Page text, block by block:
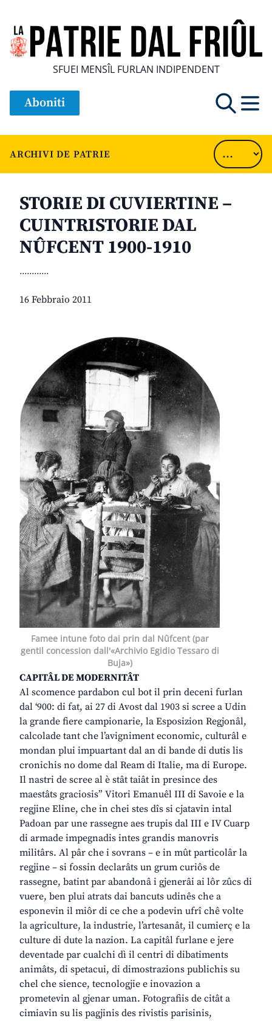
SFUEI MENSÎL FURLAN INDIPENDENT
Aboniti
ARCHIVI DE PATRIE
STORIE DI CUVIERTINE –
CUINTRISTORIE DAL
NÛFCENT 1900-1910
............
16 Febbraio 2011
Famee intune foto dai prin dal Nûfcent (par
gentil concession dall'«Archivio Egidio Tessaro di
Buja»)
CAPITÂL DE MODERNITÂT
Al scomence pardabon cul bot il prin deceni furlan
dal ‘900: di fat, ai 27 di Avost dal 1903 si scree a Udin
la grande fiere campionarie, la Esposizion Regjonâl,
calcolade tant che l’avigniment economic, culturâl e
mondan plui impuartant dal an di bande di dutis lis
cronichis no dome dal Ream di Italie, ma di Europe.
Il nastri de scree al è stât taiât in presince des
maestâts graciosis” Vitori Emanuêl III di Savoie e la
regjine Eline, che in chei stes dîs si cjatavin intal
Padoan par une rassegne aes trupis dal III e IV Cuarp
di armade impegnadis intes grandis manovris
militârs. Al pâr che i sovrans – e in mût particolâr la
regjine – si fossin declarâts un grum curiôs de
rassegne, batint par abandonâ i gjenerâi ai lôr zûcs di
vuere, ben plui atrats dai bancuts udinês che a
esponevin il miôr di ce che a podevin ufrî chê volte
la agriculture, la industrie, l’artesanât, il cumierç e la
culture di dute la nazion. La capitâl furlane e jere
deventade par cualchi dì il centri di dibatiments
animâts, di spetacui, di dimostrazions publichis su
chel che sience, tecnologjie e inovazion a
prometevin al gjenar uman. Fotografiis de citât a
cimiavin su lis pagjinis des rivistis parisinis,